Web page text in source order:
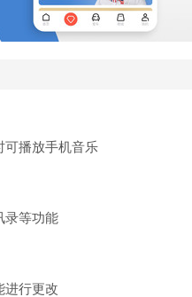
可播放手机音乐
录等功能
进行更改